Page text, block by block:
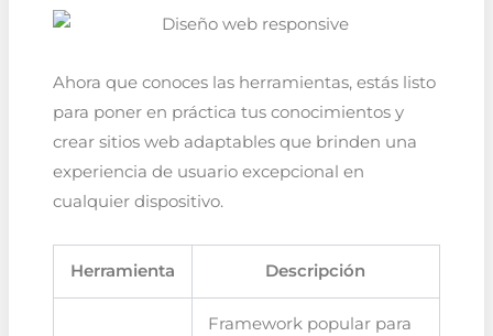
Ahora que conoces las herramientas, estás listo
para poner en práctica tus conocimientos y
crear sitios web adaptables que brinden una
experiencia de usuario excepcional en
cualquier dispositivo.
Herramienta Descripción
Framework popular para